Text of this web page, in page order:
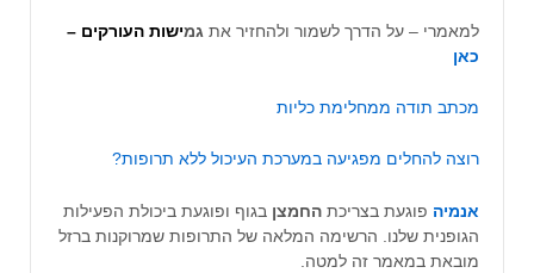
למאמרי – על הדרך לשמור ולהחזיר את גמישות העורקים –
כאן
מכתב תודה ממחלימת כליות
רוצה להחלים מפגיעה במערכת העיכול ללא תרופות?
אנמיה פוגעת בצריכת החמצן בגוף ופוגעת ביכולת הפעילות
הגופנית שלנו. הרשימה המלאה של התרופות שמרוקנות ברזל
מובאת במאמר זה למטה.